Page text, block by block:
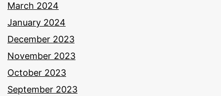
March 2024
January 2024
December 2023
November 2023
October 2023
September 2023